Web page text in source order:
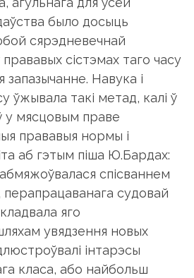
было досыць
сярэдневечнай
сістэмах таго часу
запазычанне. Навука і
ўжывала такі метад, калі ў
у мясцовым праве
прававыя нормы і
аб гэтым піша Ю.Бардах:
спісваннем
перапрацаванага судовай
яго
увядзення новых
інтарэсы
класа, або найбольш